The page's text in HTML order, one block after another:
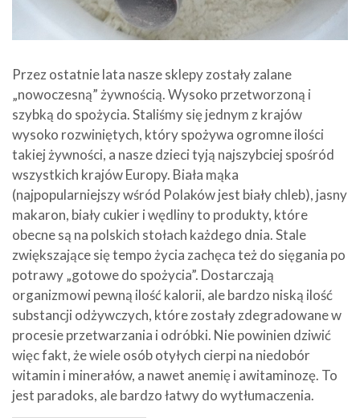
Przez ostatnie lata nasze sklepy zostały zalane
„nowoczesną” żywnością. Wysoko przetworzoną i
szybką do spożycia. Staliśmy się jednym z krajów
wysoko rozwiniętych, który spożywa ogromne ilości
takiej żywności, a nasze dzieci tyją najszybciej spośród
wszystkich krajów Europy. Biała mąka
(najpopularniejszy wśród Polaków jest biały chleb), jasny
makaron, biały cukier i wędliny to produkty, które
obecne są na polskich stołach każdego dnia. Stale
zwiększające się tempo życia zachęca też do sięgania po
potrawy „gotowe do spożycia”. Dostarczają
organizmowi pewną ilość kalorii, ale bardzo niską ilość
substancji odżywczych, które zostały zdegradowane w
procesie przetwarzania i odróbki. Nie powinien dziwić
więc fakt, że wiele osób otyłych cierpi na niedobór
witamin i minerałów, a nawet anemię i awitaminozę. To
jest paradoks, ale bardzo łatwy do wytłumaczenia.